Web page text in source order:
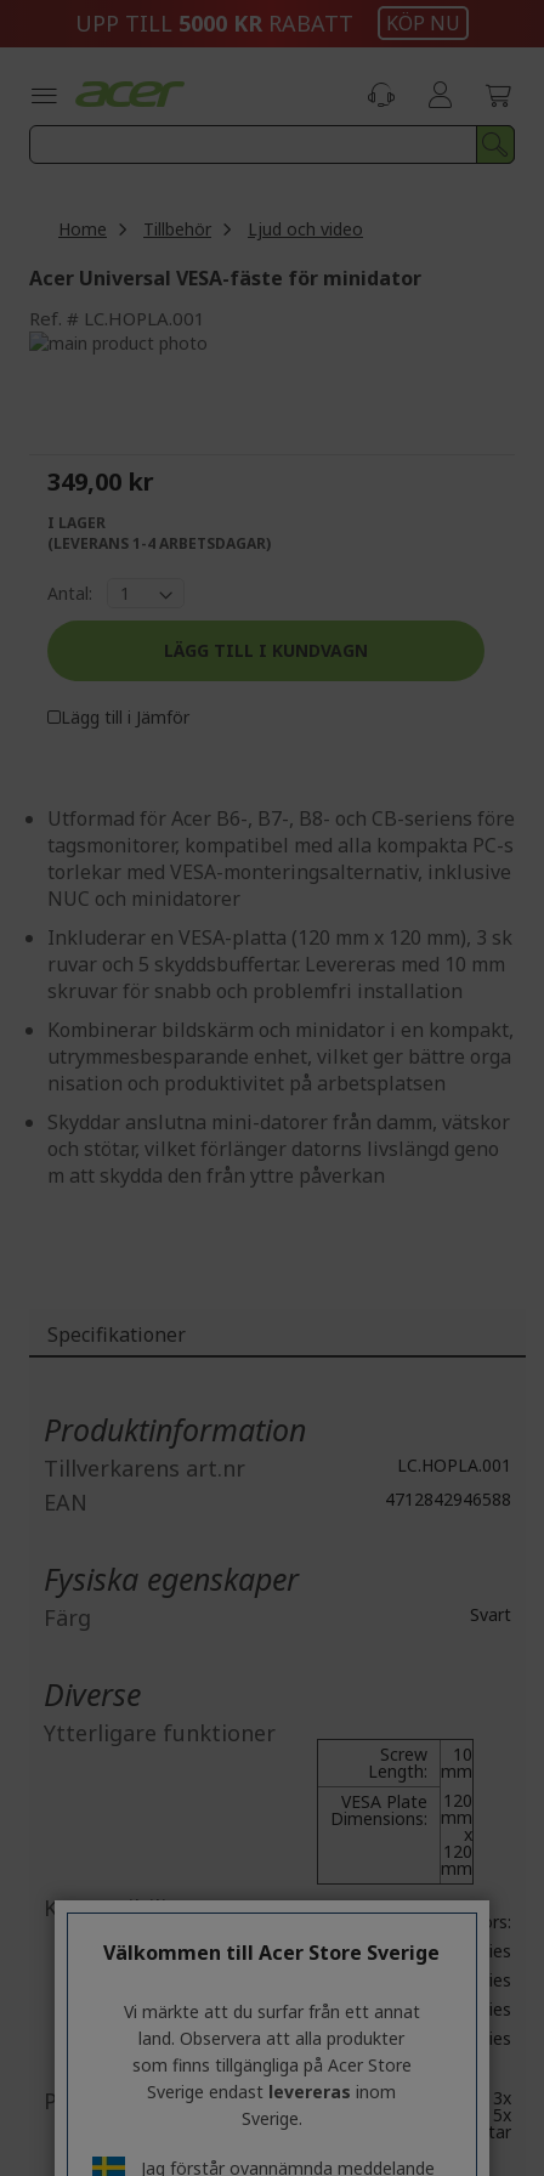
UPP TILL 5000 KR RABATT KÖP NU
Home Tillbehör Ljud och video
Acer Universal VESA-fäste för minidator
Ref. LC.HOPLA.001
Skip
images
gallery
the
images
gallery
Utformad för Acer B6-, B7-, B8- och CB-seriens före
tagsmonitorer, kompatibel med alla kompakta PC-s
torlekar med VESA-monteringsalternativ, inklusive
NUC och minidatorer
Inkluderar en VESA-platta (120 mm x 120 mm), 3 sk
ruvar och 5 skyddsbuffertar. Levereras med 10 mm
skruvar för snabb och problemfri installation
Kombinerar bildskärm och minidator i en kompakt,
utrymmesbesparande enhet, vilket ger bättre orga
nisation och produktivitet på arbetsplatsen
Skyddar anslutna mini-datorer från damm, vätskor
och stötar, vilket förlänger datorns livslängd geno
m att skydda den från yttre påverkan
349,00 kr
I LAGER
(LEVERANS 1-4 ARBETSDAGAR)
Antal:
LÄGG TILL I KUNDVAGN
Lägg till i Jämför
Specifikationer
Produktinformation
Tillverkarens art.nr LC.HOPLA.001
EAN 4712842946588
Fysiska egenskaper
Färg Svart
Diverse
Ytterligare funktioner
Screw
Length:
10
mm
VESA Plate
Dimensions:
120
mm
x
120
mm
Kompatibilitet
Acer Monitors:
B6 Series
B7 Series
B8 Series
CB Series
Paketinnehåll 1x VESA-platta, 3x
skruvar, 5x
skyddsbuffertar
Välkommen till Acer Store Sverige
Vi märkte att du surfar från ett annat
land. Observera att alla produkter
som finns tillgängliga på Acer Store
Sverige endast levereras inom
Sverige.
Jag förstår ovannämnda meddelande